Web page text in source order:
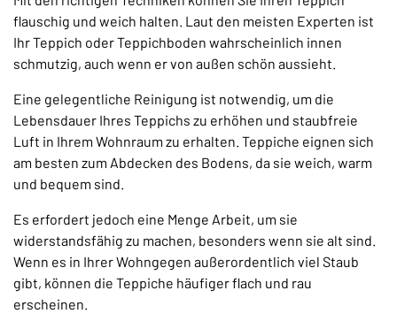
flauschig und weich halten. Laut den meisten Experten ist
Ihr Teppich oder Teppichboden wahrscheinlich innen
schmutzig, auch wenn er von außen schön aussieht.
Eine gelegentliche Reinigung ist notwendig, um die
Lebensdauer Ihres Teppichs zu erhöhen und staubfreie
Luft in Ihrem Wohnraum zu erhalten. Teppiche eignen sich
am besten zum Abdecken des Bodens, da sie weich, warm
und bequem sind.
Es erfordert jedoch eine Menge Arbeit, um sie
widerstandsfähig zu machen, besonders wenn sie alt sind.
Wenn es in Ihrer Wohngegen außerordentlich viel Staub
gibt, können die Teppiche häufiger flach und rau
erscheinen.